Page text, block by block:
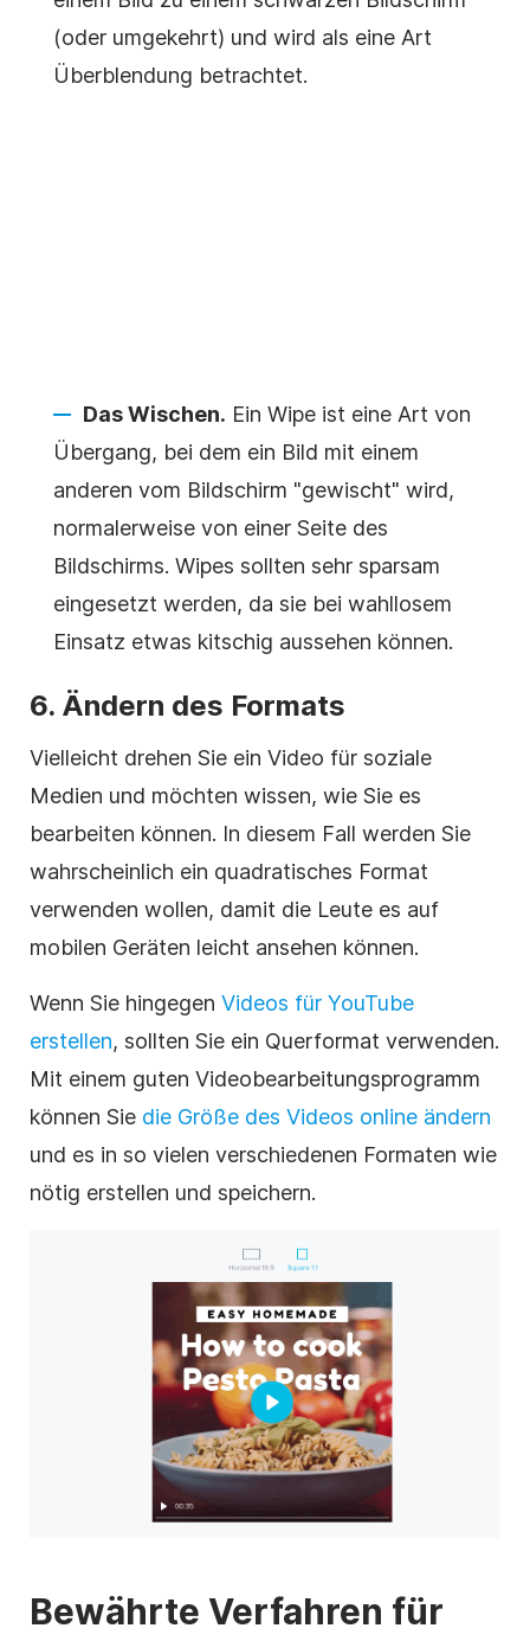
(oder umgekehrt) und wird als eine Art
Überblendung betrachtet.
Das Wischen. Ein Wipe ist eine Art von
Übergang, bei dem ein Bild mit einem
anderen vom Bildschirm "gewischt" wird,
normalerweise von einer Seite des
Bildschirms. Wipes sollten sehr sparsam
eingesetzt werden, da sie bei wahllosem
Einsatz etwas kitschig aussehen können.
6. Ändern des Formats
Vielleicht drehen Sie ein Video für soziale
Medien und möchten wissen, wie Sie es
bearbeiten können. In diesem Fall werden Sie
wahrscheinlich ein quadratisches Format
verwenden wollen, damit die Leute es auf
mobilen Geräten leicht ansehen können.
Wenn Sie hingegen Videos für YouTube
erstellen, sollten Sie ein Querformat verwenden.
Mit einem guten Videobearbeitungsprogramm
können Sie die Größe des Videos online ändern
und es in so vielen verschiedenen Formaten wie
nötig erstellen und speichern.
Bewährte Verfahren für